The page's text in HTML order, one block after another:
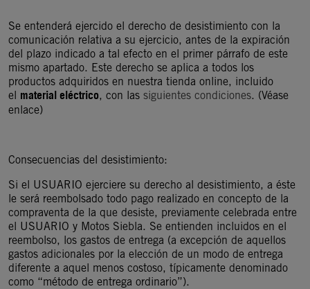
Se entenderá ejercido el derecho de desistimiento con la
comunicación relativa a su ejercicio, antes de la expiración
del plazo indicado a tal efecto en el primer párrafo de este
mismo apartado. Este derecho se aplica a todos los
productos adquiridos en nuestra tienda online, incluido
el material eléctrico, con las siguientes condiciones. (Véase
enlace)
Consecuencias del desistimiento:
Si el USUARIO ejerciere su derecho al desistimiento, a éste
le será reembolsado todo pago realizado en concepto de la
compraventa de la que desiste, previamente celebrada entre
el USUARIO y Motos Siebla. Se entienden incluidos en el
reembolso, los gastos de entrega (a excepción de aquellos
gastos adicionales por la elección de un modo de entrega
diferente a aquel menos costoso, típicamente denominado
como “método de entrega ordinario”).